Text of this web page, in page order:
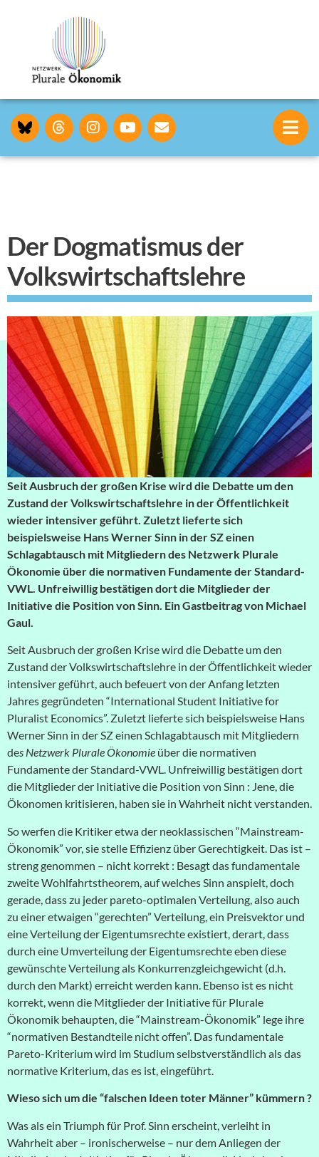
Der Dogmatismus der
Volkswirtschaftslehre
Seit Ausbruch der großen Krise wird die Debatte um den
Zustand der Volkswirtschaftslehre in der Öffentlichkeit
wieder intensiver geführt. Zuletzt lieferte sich
beispielsweise Hans Werner Sinn in der SZ einen
Schlagabtausch mit Mitgliedern des Netzwerk Plurale
Ökonomie über die normativen Fundamente der Standard-
VWL. Unfreiwillig bestätigen dort die Mitglieder der
Initiative die Position von Sinn. Ein Gastbeitrag von Michael
Gaul.
Seit Ausbruch der großen Krise wird die Debatte um den
Zustand der Volkswirtschaftslehre in der Öffentlichkeit wieder
intensiver geführt, auch befeuert von der Anfang letzten
Jahres gegründeten “International Student Initiative for
Pluralist Economics”. Zuletzt lieferte sich beispielsweise Hans
Werner Sinn in der SZ einen Schlagabtausch mit Mitgliedern
des Netzwerk Plurale Ökonomie über die normativen
Fundamente der Standard-VWL. Unfreiwillig bestätigen dort
die Mitglieder der Initiative die Position von Sinn : Jene, die
Ökonomen kritisieren, haben sie in Wahrheit nicht verstanden.
So werfen die Kritiker etwa der neoklassischen “Mainstream-
Ökonomik” vor, sie stelle Effizienz über Gerechtigkeit. Das ist –
streng genommen – nicht korrekt : Besagt das fundamentale
zweite Wohlfahrtstheorem, auf welches Sinn anspielt, doch
gerade, dass zu jeder pareto-optimalen Verteilung, also auch
zu einer etwaigen “gerechten” Verteilung, ein Preisvektor und
eine Verteilung der Eigentumsrechte existiert, derart, dass
durch eine Umverteilung der Eigentumsrechte eben diese
gewünschte Verteilung als Konkurrenzgleichgewicht (d.h.
durch den Markt) erreicht werden kann. Ebenso ist es nicht
korrekt, wenn die Mitglieder der Initiative für Plurale
Ökonomik behaupten, die “Mainstream-Ökonomik” lege ihre
“normativen Bestandteile nicht offen”. Das fundamentale
Pareto-Kriterium wird im Studium selbstverständlich als das
normative Kriterium, das es ist, eingeführt.
Wieso sich um die “falschen Ideen toter Männer” kümmern ?
Was als ein Triumph für Prof. Sinn erscheint, verleiht in
Wahrheit aber – ironischerweise – nur dem Anliegen der